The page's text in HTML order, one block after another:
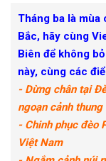
Tháng ba là mùa
Bắc, hãy cùng
Biên để không
này, cùng các
- Dừng chân tại
ngoạn cảnh
- Chinh phục đèo
Việt Nam